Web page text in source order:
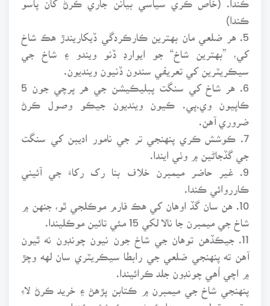
ڪندا)
5. هر ضلعي مان بهترين ڪارڪردگي ڏيکاريندڙ هڪ شاخ
کي، ”بهترين شاخ“ جو ايوارڊ ڏنو ويندو ۽ شاخ جي
سيڪريٽرين کي تعريفي سندون ڏنيون وينديون.
ڪاپيون وي.پي. ڪيون وينديون جيڪو وصول ڪرڻ
ضروري آهن.
7. ڪوشش ڪري پنهنجي تر جي نامور اديبن کي سنگت
جي گڏجاڻين ۾ وٺي ايندا.
9. غير حاضر ميمبرن خلاف بنا رک رکاءَ جي آئيني
ڪارروائي ڪندا.
10. هن سان گڏ اوهان کي هڪ فارم موڪلجي ٿو، جنهن ۾
شاخ جي ميمبرن جا نالا لکي 15 مئي تائين موڪليندا.
11. جيڪڏهن توهان جي شاخ جون نيون چونڊون نه ٿيون
آهن ته پنهنجي ضلعي جي رابطا سيڪريٽري سان لهه وچڙ
۾ اچي اُهي چونڊون جلد ڪرائيندا.
پنهنجي شاخ جي ميمبرن ۾ ڪتابن پڙهڻ ۽ خريد ڪرڻ لاءِ
وڌ ۾ وڌ دلچسپي پيدا ڪرڻ جي ڪوشش ڪندا.